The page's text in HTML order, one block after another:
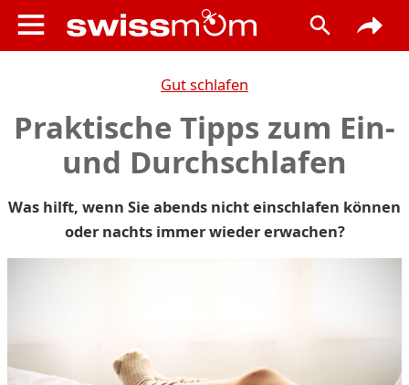
Gut schlafen
Praktische Tipps zum Ein-
und Durchschlafen
Was hilft, wenn Sie abends nicht einschlafen können
oder nachts immer wieder erwachen?